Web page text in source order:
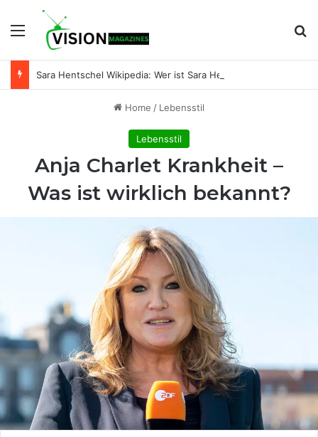
Menu
Home / Lebensstil
Lebensstil
Anja Charlet Krankheit –
Was ist wirklich bekannt?